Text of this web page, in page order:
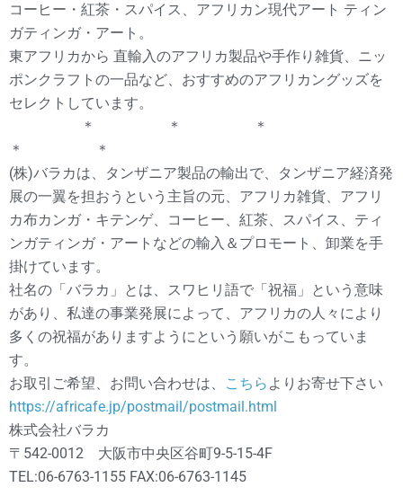
コーヒー・紅茶・スパイス、アフリカン現代アート ティン
ガティンガ・アート。
東アフリカから 直輸入のアフリカ製品や手作り雑貨、ニッ
ポンクラフトの一品など、おすすめのアフリカングッズを
セレクトしています。
＊ ＊ ＊
＊ ＊
(株)バラカは、タンザニア製品の輸出で、タンザニア経済発
展の一翼を担おうという主旨の元、アフリカ雑貨、アフリ
カ布カンガ・キテンゲ、コーヒー、紅茶、スパイス、ティ
ンガティンガ・アートなどの輸入＆プロモート、卸業を手
掛けています。
社名の「バラカ」とは、スワヒリ語で「祝福」という意味
があり、私達の事業発展によって、アフリカの人々により
多くの祝福がありますようにという願いがこもっていま
す。
お取引ご希望、お問い合わせは、
こちら よりお寄せ下さい
https://africafe.jp/postmail/postmail.html
株式会社バラカ
〒542-0012 大阪市中央区谷町9-5-15-4F
TEL:06-6763-1155 FAX:06-6763-1145